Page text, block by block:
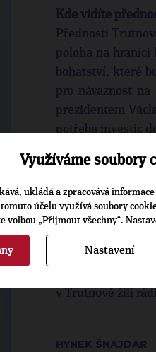
Kde vidíte
Přednosti
poloha na hranici
bohatství, které
pro návaznost
prezidentem
potřeba investic
Co je vaší volební
K našim
na tak zvaném
výstavbu
Václava Havla,
dát tuto
propracovaný
v Trutnově žili
HYNEK ŠNAJDAR
Využíváme soubory
ukládá a zpracovává
účelu využívá soubory
„Přijmout všechny“.
Nastavení